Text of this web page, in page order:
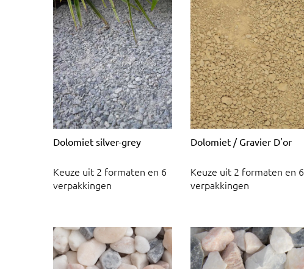
Dolomiet silver-grey
Keuze uit 2 formaten en 6
verpakkingen
Dolomiet / Gravier D'or
Keuze uit 2 formaten en 6
verpakkingen